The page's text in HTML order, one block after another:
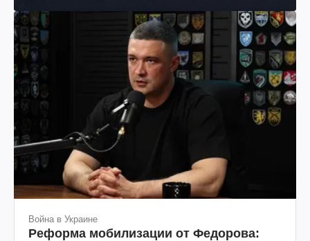
Война в Украине
Реформа мобилизации от Федорова: